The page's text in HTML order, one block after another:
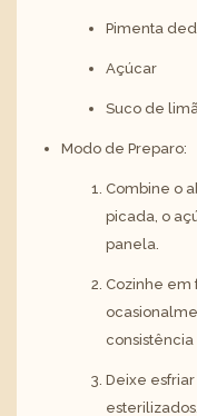
Pimenta
Açúcar
Suco de
Modo de Preparo:
Combine o
picada, o
panela.
Cozinhe em
Deixe
esterilizados.